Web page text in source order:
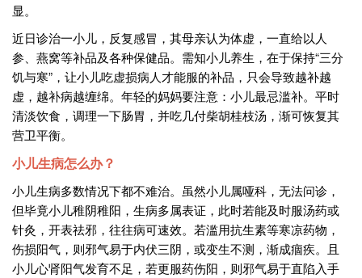
显。
近日诊治一小儿，反复感冒，其母亲认为体虚，一直给以人
参、燕窝等补品及各种保健品。需知小儿养生，在于保持“三分
饥与寒” ，让小儿吃虚损病人才能服的补品，只会导致越补越
虚，越补病越缠绵。年轻的妈妈要注意：小儿最忌滥补。平时
清淡饮食，调理一下肠胃，并吃几付柴胡桂枝汤，渐可恢复其
营卫平衡。
小儿生病怎么办？
小儿生病多数情况下都不难治。虽然小儿属哑科，无法问诊，
但毕竟小儿稚阴稚阳，生病多属表证，此时若能及时服汤药或
针灸，开表祛邪，往往病可速效。若滥用抗生素等寒凉药物，
伤损阳气，则邪气易于内伏三阴，或变生不测，渐成痼疾。且
小儿心肾阳气发育不足，若更服药伤阳，则邪气易于直陷入手